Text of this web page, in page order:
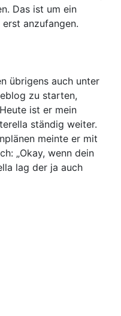
Das ist um ein
anzufangen.
übrigens auch unter
zu starten,
ist er mein
ständig weiter.
meinte er mit
„Okay, wenn dein
lag der ja auch